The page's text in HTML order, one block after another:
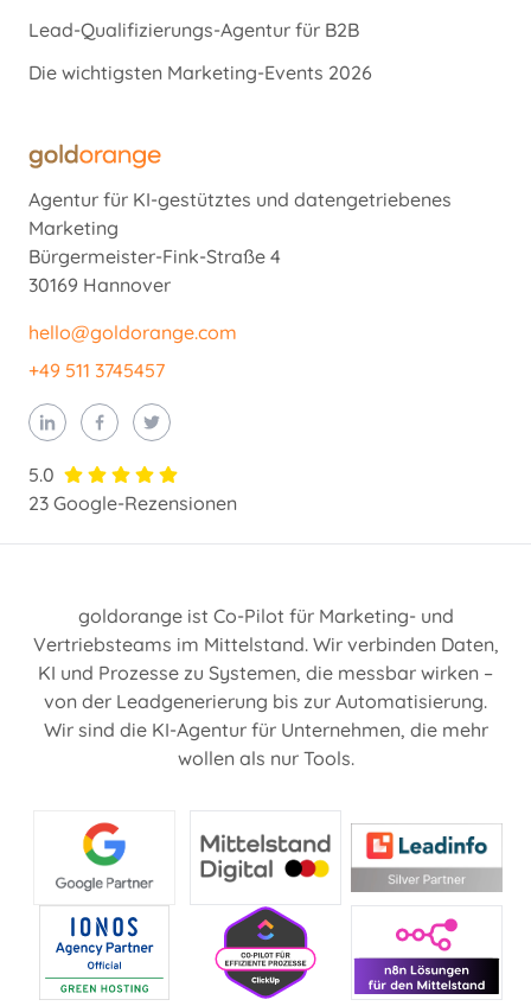
Lead-Qualifizierungs-Agentur für B2B
Die wichtigsten Marketing-Events 2026
Agentur für KI-gestütztes und datengetriebenes
Marketing
Bürgermeister-Fink-Straße 4
30169 Hannover
hello@goldorange.com
+49 511 3745457
5.0
23 Google-Rezensionen
goldorange ist Co-Pilot für Marketing- und
Vertriebsteams im Mittelstand. Wir verbinden Daten,
KI und Prozesse zu Systemen, die messbar wirken –
von der Leadgenerierung bis zur Automatisierung.
Wir sind die KI-Agentur für Unternehmen, die mehr
wollen als nur Tools.